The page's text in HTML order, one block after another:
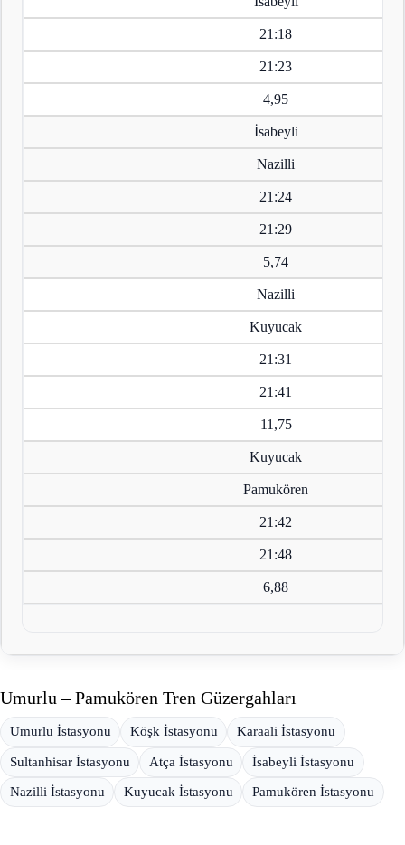
21:18
21:23
4,95
İsabeyli
Nazilli
21:24
21:29
5,74
Nazilli
Kuyucak
21:31
21:41
11,75
Kuyucak
Pamukören
21:42
21:48
6,88
Umurlu – Pamukören Tren Güzergahları
Umurlu İstasyonu Köşk İstasyonu Karaali İstasyonu
Sultanhisar İstasyonu Atça İstasyonu İsabeyli İstasyonu
Nazilli İstasyonu Kuyucak İstasyonu Pamukören İstasyonu